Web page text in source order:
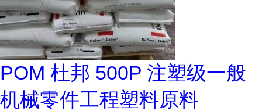
POM 杜邦 500P 注塑级一般
机械零件工程塑料原料